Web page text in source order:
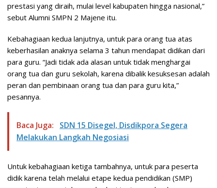
prestasi yang diraih, mulai level kabupaten hingga nasional,”
sebut Alumni SMPN 2 Majene itu.
Kebahagiaan kedua lanjutnya, untuk para orang tua atas
keberhasilan anaknya selama 3 tahun mendapat didikan dari
para guru. “Jadi tidak ada alasan untuk tidak menghargai
orang tua dan guru sekolah, karena dibalik kesuksesan adalah
peran dan pembinaan orang tua dan para guru kita,”
pesannya.
Baca Juga:
SDN 15 Disegel, Disdikpora Segera
Melakukan Langkah Negosiasi
Untuk kebahagiaan ketiga tambahnya, untuk para peserta
didik karena telah melalui etape kedua pendidikan (SMP)